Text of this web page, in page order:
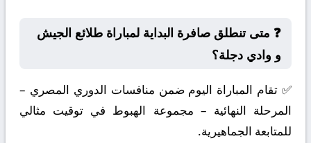
❓ متى تنطلق صافرة البداية لمباراة طلائع الجيش
و وادي دجلة؟
✅ تقام المباراة اليوم ضمن منافسات الدوري المصري –
المرحلة النهائية – مجموعة الهبوط في توقيت مثالي
للمتابعة الجماهيرية.